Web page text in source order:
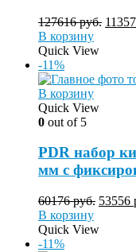
127616руб.
В корзину
Quick View
-11%
В корзину
Quick View
0 out of 5
PDR набор
мм с
60176руб. 53556
В корзину
Quick View
-11%